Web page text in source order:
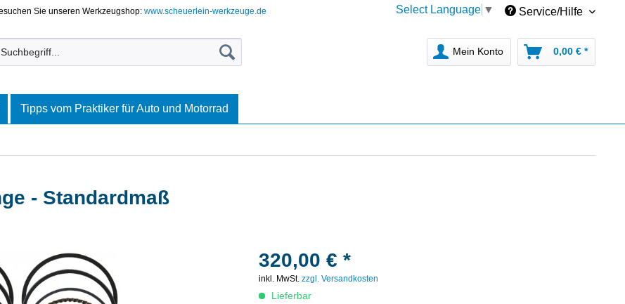
Sie unseren Werkzeugshop:www.scheuerlein-werkzeuge.de Select Language ▼ Service/Hilfe
Mein Konto 0,00 € *
Tipps vom Praktiker für Auto und Motorrad
- Standardmaß
320,00 € *
inkl. MwSt.zzgl. Versandkosten
Lieferbar